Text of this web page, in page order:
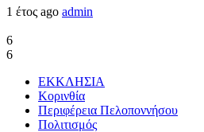
1 έτος ago admin
6
6
ΕΚΚΛΗΣΙΑ
Κορινθία
Περιφέρεια Πελοποννήσου
Πολιτισμός